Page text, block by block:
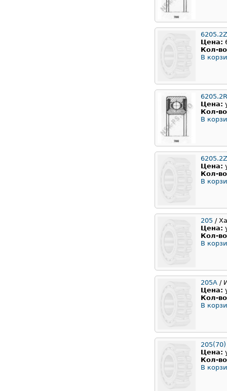
6205.2Z
Цена:
Кол-
В
Цена:
Кол-
В
Цена:
Кол-
В
205 /
Цена:
Кол-
В
205А /
Цена:
Кол-
В
205(70)
Цена:
Кол-
В